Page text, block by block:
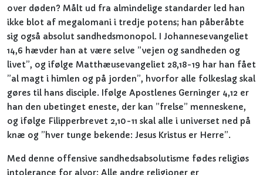
over døden? Målt ud fra almindelige standarder led han
ikke blot af megalomani i tredje potens; han påberåbte
sig også absolut sandhedsmonopol. I Johannesevangeliet
14,6 hævder han at være selve ”vejen og sandheden og
livet”, og ifølge Matthæusevangeliet 28,18-19 har han fået
”al magt i himlen og på jorden”, hvorfor alle folkeslag skal
gøres til hans disciple. Ifølge Apostlenes Gerninger 4,12 er
han den ubetinget eneste, der kan ”frelse” menneskene,
og ifølge Filipperbrevet 2,10-11 skal alle i universet ned på
knæ og ”hver tunge bekende: Jesus Kristus er Herre”.
Med denne offensive sandhedsabsolutisme fødes religiøs
intolerance for alvor: Alle andre religioner er